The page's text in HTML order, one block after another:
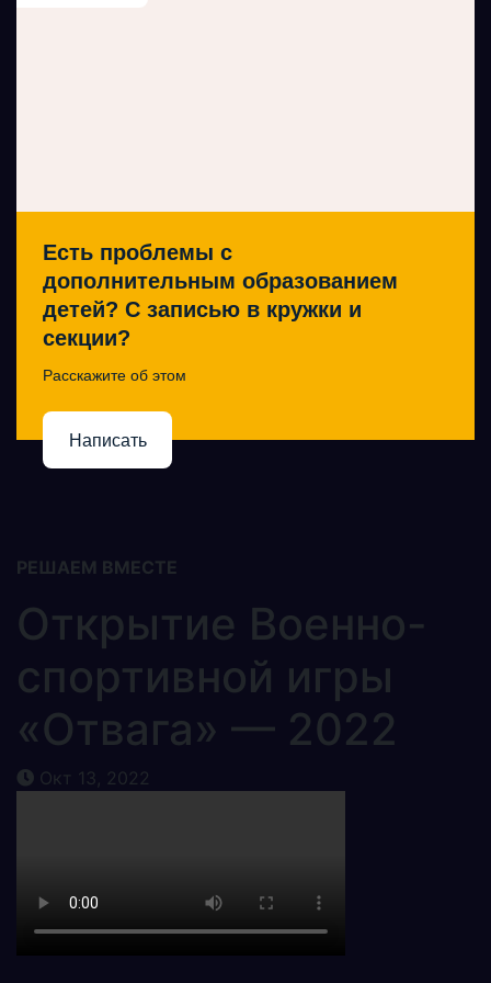
Есть проблемы с
дополнительным образованием
детей? С записью в кружки и
секции?
Расскажите об этом
Написать
РЕШАЕМ ВМЕСТЕ
Открытие Военно-
спортивной игры
«Отвага» — 2022
Окт 13, 2022